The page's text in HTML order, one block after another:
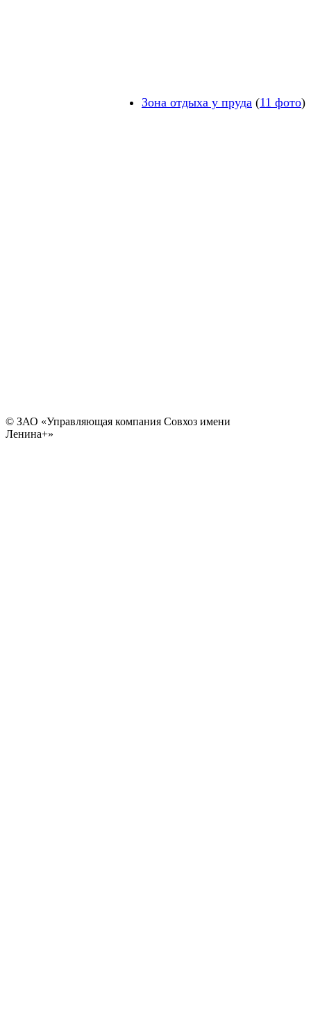
Зона отдыха у пруда (11 фото)
© ЗАО «Управляющая компания Совхоз имени
Ленина+»